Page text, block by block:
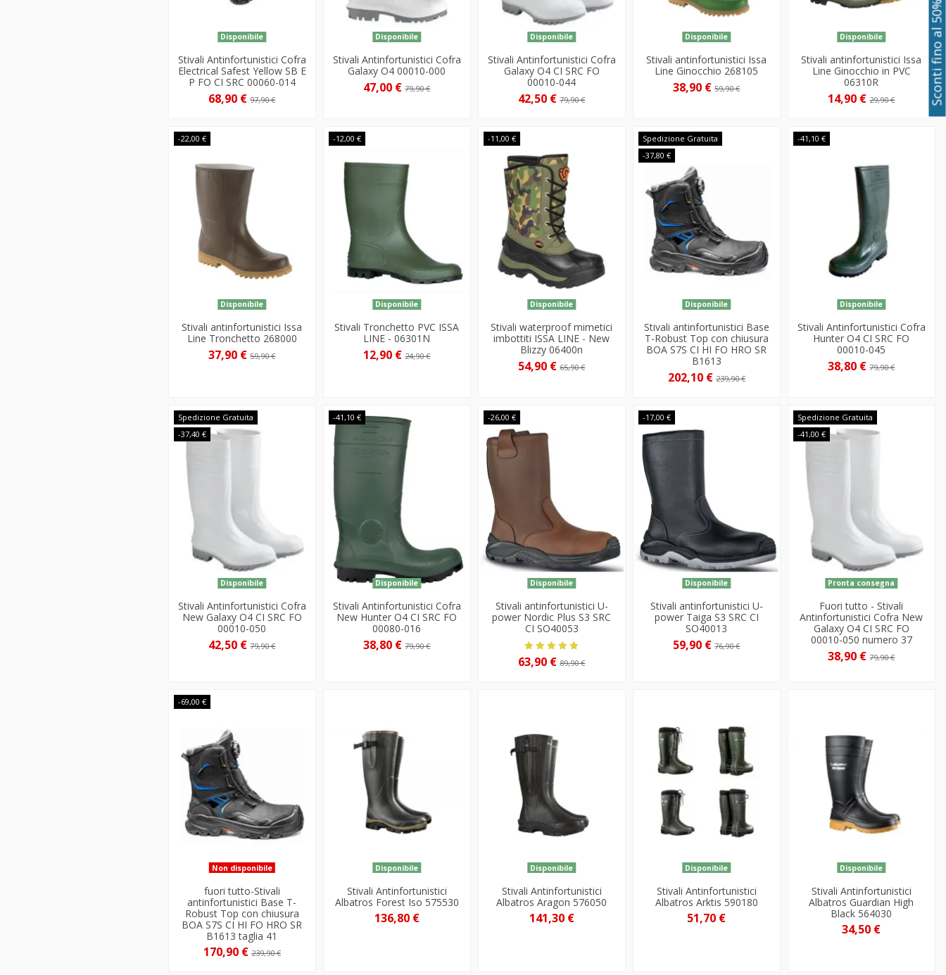
Disponibile
Stivali Antinfortunistici Cofra
Electrical Safest Yellow SB E
P FO CI SRC 00060-014
68,90 €97,90 €
Disponibile
Stivali Antinfortunistici Cofra
Galaxy O4 00010-000
47,00 €79,90 €
Disponibile
Stivali Antinfortunistici Cofra
Galaxy O4 CI SRC FO
00010-044
42,50 €79,90 €
Disponibile
Stivali antinfortunistici Issa
Line Ginocchio 268105
38,90 €59,90 €
Disponibile
Stivali antinfortunistici Issa
Line Ginocchio in PVC
06310R
14,90 €29,90 €
-22,00 €
Disponibile
Stivali antinfortunistici Issa
Line Tronchetto 268000
37,90 €59,90 €
-12,00 €
Disponibile
Stivali Tronchetto PVC ISSA
LINE - 06301N
12,90 €24,90 €
-11,00 €
Disponibile
Stivali waterproof mimetici
imbottiti ISSA LINE - New
Blizzy 06400n
54,90 €65,90 €
Spedizione Gratuita
-37,80 €
Disponibile
Stivali antinfortunistici Base
T-Robust Top con chiusura
BOA S7S CI HI FO HRO SR
B1613
202,10 € 239,90 €
-41,10 €
Disponibile
Stivali Antinfortunistici Cofra
Hunter O4 CI SRC FO
00010-045
38,80 €79,90 €
Spedizione Gratuita
-37,40 €
Disponibile
Stivali Antinfortunistici Cofra
New Galaxy O4 CI SRC FO
00010-050
42,50 €79,90 €
-41,10 €
Disponibile
Stivali Antinfortunistici Cofra
New Hunter O4 CI SRC FO
00080-016
38,80 €79,90 €
-26,00 €
Disponibile
Stivali antinfortunistici U-
power Nordic Plus S3 SRC
CI SO40053
63,90 €89,90 €
-17,00 €
Disponibile
Stivali antinfortunistici U-
power Taiga S3 SRC CI
SO40013
59,90 €76,90 €
Spedizione Gratuita
-41,00 €
Pronta consegna
Fuori tutto - Stivali
Antinfortunistici Cofra New
Galaxy O4 CI SRC FO
00010-050 numero 37
38,90 €79,90 €
-69,00 €
Non disponibile
fuori tutto-Stivali
antinfortunistici Base T-
Robust Top con chiusura
BOA S7S CI HI FO HRO SR
B1613 taglia 41
170,90 € 239,90 €
Disponibile
Stivali Antinfortunistici
Albatros Forest Iso 575530
136,80 €
Disponibile
Stivali Antinfortunistici
Albatros Aragon 576050
141,30 €
Disponibile
Stivali Antinfortunistici
Albatros Arktis 590180
51,70 €
Disponibile
Stivali Antinfortunistici
Albatros Guardian High
Black 564030
34,50 €
Sconti fino al 50%